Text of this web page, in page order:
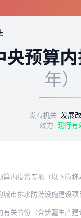
预算
年）
发布机关 发展
效力 现行有
（以下简称本专项）项目管
设施建设项目。各地方要
新疆生产建设兵团）发展改